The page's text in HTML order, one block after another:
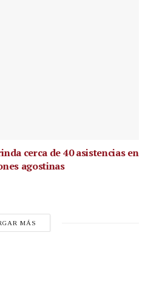
cerca de 40 asistencias en
agostinas
MÁS